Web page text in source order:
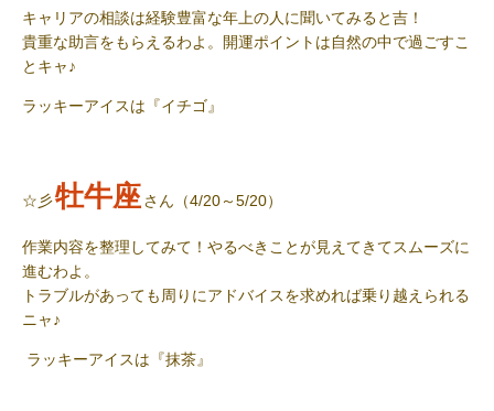
キャリアの相談は経験豊富な年上の人に聞いてみると吉！
貴重な助言をもらえるわよ。開運ポイントは自然の中で過ごすこ
とキャ♪
ラッキーアイスは『イチゴ』
☆彡牡牛座さん（4/20～5/20）
作業内容を整理してみて！やるべきことが見えてきてスムーズに
進むわよ。
トラブルがあっても周りにアドバイスを求めれば乗り越えられる
ニャ♪
ラッキーアイスは『抹茶』